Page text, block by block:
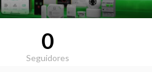
0
Seguidores